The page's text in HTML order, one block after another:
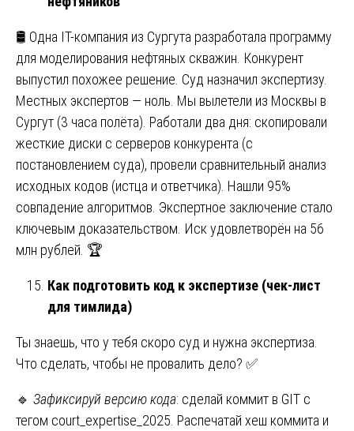
🛢️ Одна IT-компания из Сургута разработала программу
для моделирования нефтяных скважин. Конкурент
выпустил похожее решение. Суд назначил экспертизу.
Местных экспертов — ноль. Мы вылетели из Москвы в
Сургут (3 часа полёта). Работали два дня: скопировали
жесткие диски с серверов конкурента (с
постановлением суда), провели сравнительный анализ
исходных кодов (истца и ответчика). Нашли 95%
совпадение алгоритмов. Экспертное заключение стало
ключевым доказательством. Иск удовлетворён на 56
млн рублей. 🏆
Как подготовить код к экспертизе (чек-лист
для тимлида)
Ты знаешь, что у тебя скоро суд и нужна экспертиза.
Что сделать, чтобы не провалить дело? ✅
🔹 Зафиксируй версию кода: сделай коммит в GIT с
тегом court_expertise_2025. Распечатай хеш коммита и